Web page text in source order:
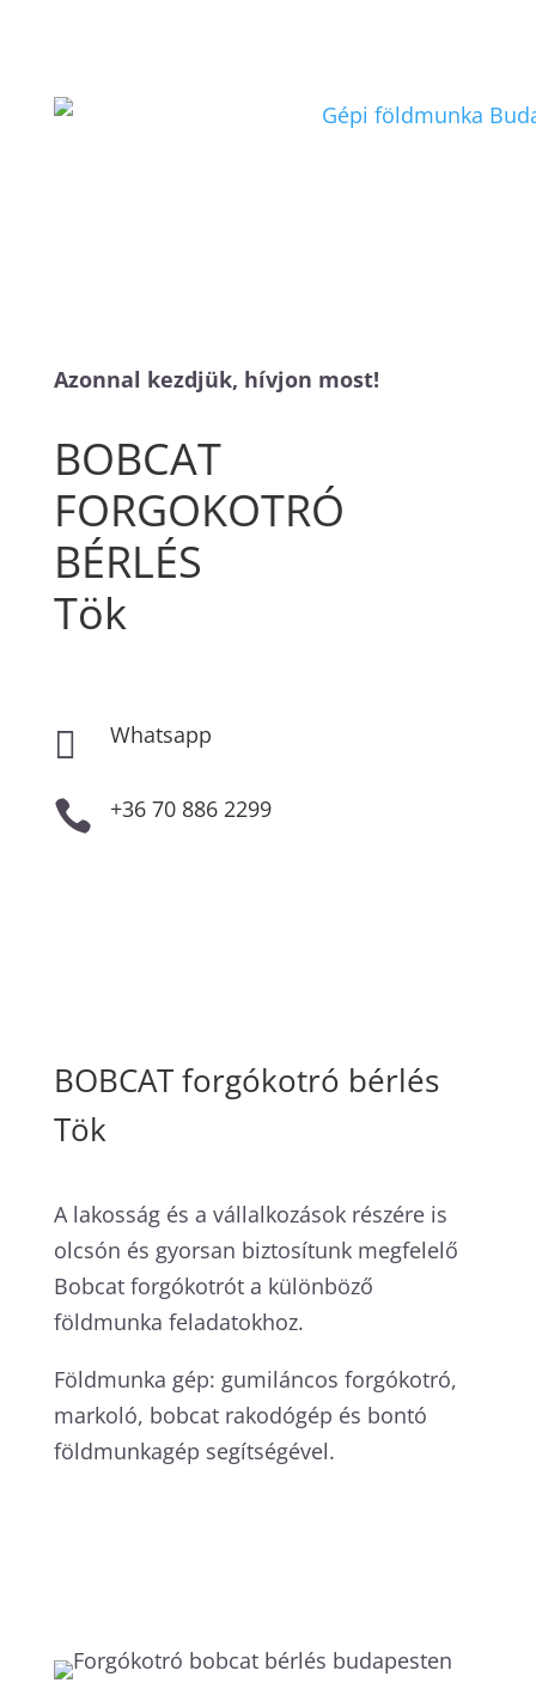
Azonnal kezdjük, hívjon most!
BOBCAT
FORGOKOTRÓ
BÉRLÉS
Tök
 Whatsapp
 +36 70 886 2299
BOBCAT forgókotró bérlés
Tök
A lakosság és a vállalkozások részére is
olcsón és gyorsan biztosítunk megfelelő
Bobcat forgókotrót a különböző
földmunka feladatokhoz.
Földmunka gép: gumiláncos forgókotró,
markoló, bobcat rakodógép és bontó
földmunkagép segítségével.